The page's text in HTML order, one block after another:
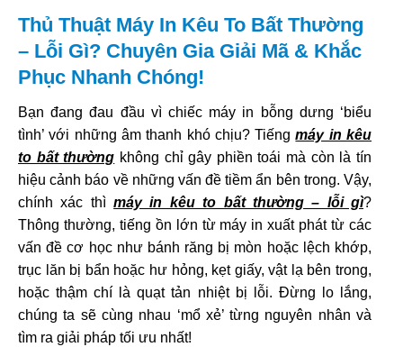
Thủ Thuật Máy In Kêu To Bất Thường
– Lỗi Gì? Chuyên Gia Giải Mã & Khắc
Phục Nhanh Chóng!
Bạn đang đau đầu vì chiếc máy in bỗng dưng ‘biểu
tình’ với những âm thanh khó chịu? Tiếngmáy in kêu
to bất thường không chỉ gây phiền toái mà còn là tín
hiệu cảnh báo về những vấn đề tiềm ẩn bên trong. Vậy,
chính xác thìmáy in kêu to bất thường – lỗi gì?
Thông thường, tiếng ồn lớn từ máy in xuất phát từ các
vấn đề cơ học như bánh răng bị mòn hoặc lệch khớp,
trục lăn bị bẩn hoặc hư hỏng, kẹt giấy, vật lạ bên trong,
hoặc thậm chí là quạt tản nhiệt bị lỗi. Đừng lo lắng,
chúng ta sẽ cùng nhau ‘mổ xẻ’ từng nguyên nhân và
tìm ra giải pháp tối ưu nhất!